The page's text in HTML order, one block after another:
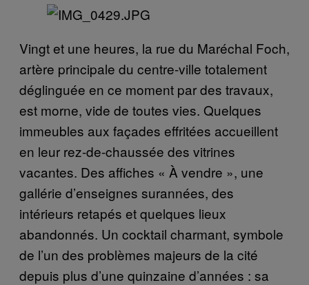
Vingt et une heures, la rue du Maréchal Foch,
artère principale du centre-ville totalement
déglinguée en ce moment par des travaux,
est morne, vide de toutes vies. Quelques
immeubles aux façades effritées accueillent
en leur rez-de-chaussée des vitrines
vacantes. Des affiches « À vendre », une
gallérie d’enseignes surannées, des
intérieurs retapés et quelques lieux
abandonnés. Un cocktail charmant, symbole
de l’un des problèmes majeurs de la cité
depuis plus d’une quinzaine d’années : sa